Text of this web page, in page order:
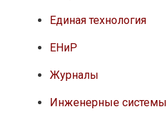
Единая технология
ЕНиР
Журналы
Инженерные системы